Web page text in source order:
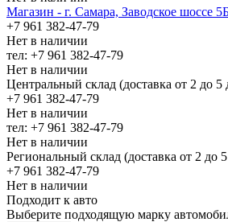
Магазин - г. Самара, Заводское шоссе
+7 961 382-47-79
Нет в наличии
тел: +7 961 382-47-79
Нет в наличии
Центральный склад (доставка от 2 до 5
+7 961 382-47-79
Нет в наличии
тел: +7 961 382-47-79
Нет в наличии
Региональный склад (доставка от 2 до
+7 961 382-47-79
Нет в наличии
Подходит к авто
Выберите подходящую марку